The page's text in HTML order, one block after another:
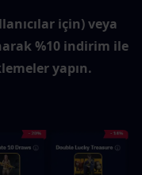
için) veya
%10 indirim ile
yapın.